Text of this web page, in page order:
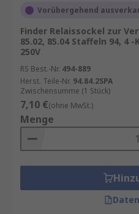
Vorübergehend
Finder Relaissockel zur
85.02, 85.04 Staffeln 94, 4
250V
RS Best.-Nr. 494-889
Herst. Teile-Nr. 94.84.2SPA
Zwischensumme (1 Stück)
7,10 €(ohne MwSt.)
Menge